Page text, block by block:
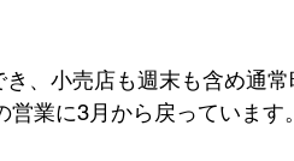
き、小売店も週末も含め通
営業に3月から戻っています